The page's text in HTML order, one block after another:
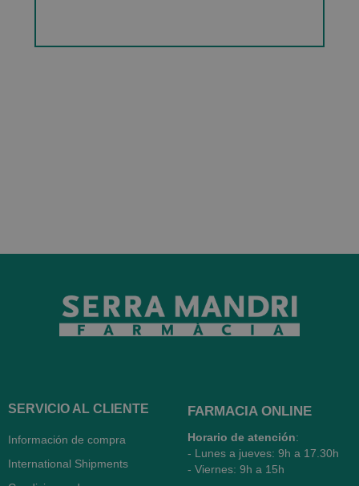
SERVICIO AL CLIENTE
Información de compra
International Shipments
FARMACIA ONLINE
Horario de atención:
- Lunes a jueves: 9h a 17.30h
- Viernes: 9h a 15h